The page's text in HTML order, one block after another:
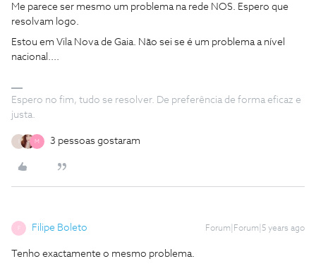
Me parece ser mesmo um problema na rede NOS. Espero que
resolvam logo.
Estou em Vila Nova de Gaia. Não sei se é um problema a nível
nacional....
Espero no fim, tudo se resolver. De preferência de forma eficaz e
justa.
M 3 pessoas gostaram
Filipe Boleto Forum|Forum|5 years ago
Tenho exactamente o mesmo problema.